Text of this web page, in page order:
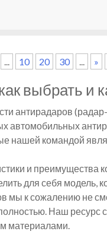
... 10 20 30 ... »
выбрать и
антирадаров
автомобильных
нашей командой
и преимущества
для себя модель,
мы к сожалению не
Наш
материалами.